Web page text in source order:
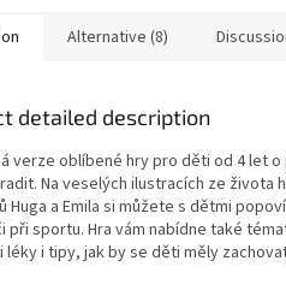
Alternative (8)
detailed description
verze oblíbené hry pro děti od 4 let
Na veselých ilustracích ze života
Huga a Emila si můžete s dětmi
při sportu. Hra vám nabídne také
léky i tipy, jak by se děti měly